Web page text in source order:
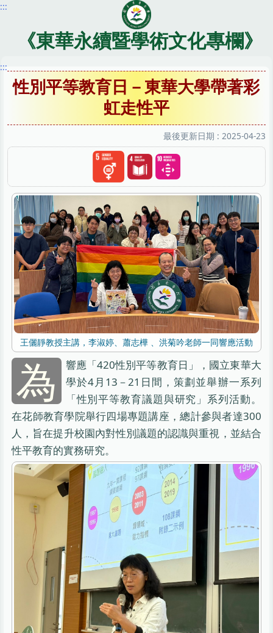
跳
內
區
:::
《東華永續暨學術文化專欄》
:::
性別平等教育日－東華大學帶著彩
虹走性平
最後更新日期 : 2025-04-23
王儷靜教授主講，李淑婷、蕭志樺 、洪菊吟老師一同響應活動
為
響應「420性別平等教育日」，國立東華大
學於4月13－21日間，策劃並舉辦一系列
「性別平等教育議題與研究」系列活動。
在花師教育學院舉行四場專題講座，總計參與者達300
人，旨在提升校園內對性別議題的認識與重視，並結合
性平教育的實務研究。